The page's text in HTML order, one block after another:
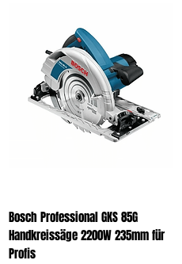
Bosch Professional GKS 85G
Handkreissäge 2200W 235mm für
Profis